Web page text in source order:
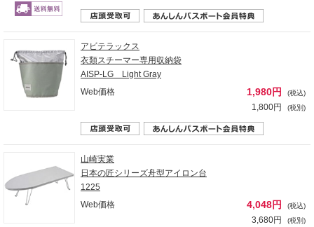
アビテラックス
衣類スチーマー専用収納袋
AISP-LG Light Gray
Web価格
1,980円 (税込)
1,800円 (税別)
山崎実業
日本の匠シリーズ舟型アイロン台
1225
Web価格
4,048円 (税込)
3,680円 (税別)